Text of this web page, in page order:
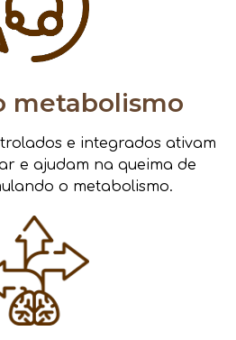
metabolismo
e integrados ativam
e ajudam na queima de
o metabolismo.